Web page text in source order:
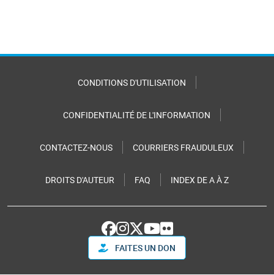
CONDITIONS D'UTILISATION
CONFIDENTIALITÉ DE L'INFORMATION
CONTACTEZ-NOUS COURRIERS FRAUDULEUX
DROITS D'AUTEUR FAQ INDEX DE A À Z
FAITES UN DON